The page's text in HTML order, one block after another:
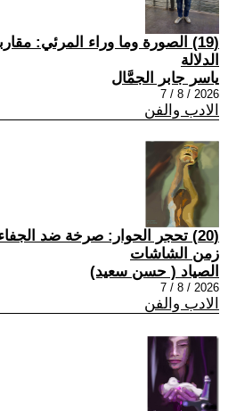
(19) الصورة وما وراء المرئي:
الدلالة
ياسر جابر الجمَّال
2026 / 8 / 7
الادب والفن
(20) تحجر الحوار: صرخة ضد
زمن الشاشات
الصياد ‏( حسن سعيد‏)
2026 / 8 / 7
الادب والفن